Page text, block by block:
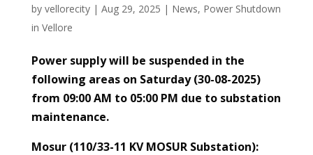
by vellorecity| Aug 29, 2025 | News, Power Shutdown
in Vellore
Power supply will be suspended in the
following areas on Saturday (30-08-2025)
from 09:00 AM to 05:00 PM due to substation
maintenance.
Mosur (110/33-11 KV MOSUR Substation):